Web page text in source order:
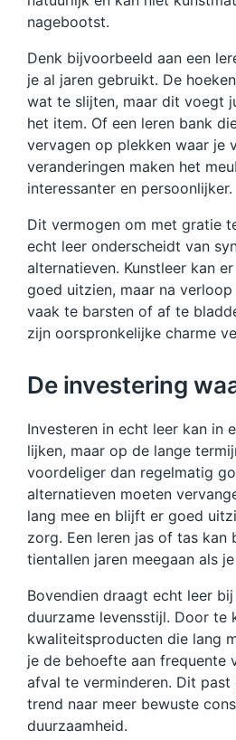
nagebootst.
Denk bijvoorbeeld aan een
je al jaren gebruikt. De
wat te slijten, maar dit voegt
het item. Of een leren bank
vervagen op plekken waar je
veranderingen maken het
interessanter en persoonlijker.
Dit vermogen om met gratie
echt leer onderscheidt van
alternatieven. Kunstleer kan
goed uitzien, maar na
vaak te barsten of af te
zijn oorspronkelijke charme
De investering
Investeren in echt leer kan in
lijken, maar op de lange
voordeliger dan regelmatig
alternatieven moeten
lang mee en blijft er goed
zorg. Een leren jas of tas kan
tientallen jaren meegaan als
Bovendien draagt echt leer
duurzame levensstijl. Door te
kwaliteitsproducten die lang
je de behoefte aan frequente
afval te verminderen. Dit
trend naar meer bewuste
duurzaamheid.